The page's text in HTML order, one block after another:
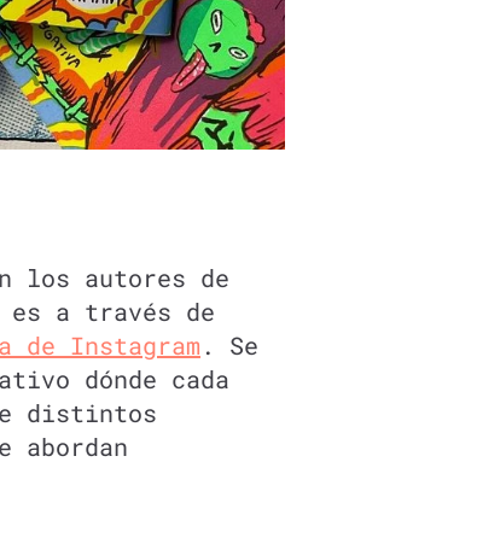
los autores de
es a través de
de Instagram . Se
dónde cada
distintos
abordan